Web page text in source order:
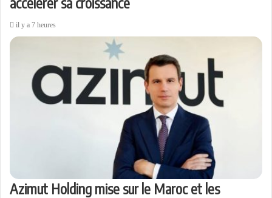
il y a 7 heures
Azimut Holding mise sur le Maroc et les